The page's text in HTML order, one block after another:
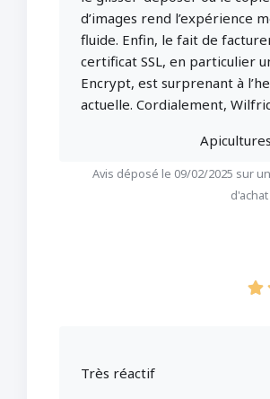
d’images rend l’expérience
fluide. Enfin, le fait de
certificat SSL, en particulier
Encrypt, est surprenant à
actuelle. Cordialement,
Avis déposé le 09/02/2025 sur
Très réactif